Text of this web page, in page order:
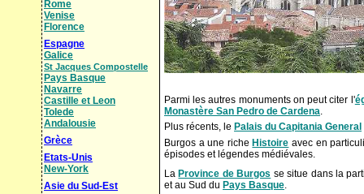
Rome
Venise
Florence
Espagne
Galice
St Jacques Compostelle
Pays Basque
Navarre
Castille et Leon
Tolede
Andalousie
Grèce
Etats-Unis
New-York
Asie du Sud-Est
Parmi les autres monuments on peut citer l'
Monastère San Pedro de Cardena.
Plus récents, le Palais du Capitania General
Burgos a une riche Histoire avec en
épisodes et légendes médiévales.
La Province de Burgos se situe dans la
et au Sud du Pays Basque.